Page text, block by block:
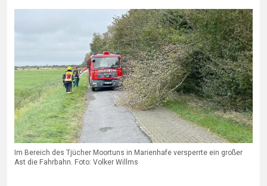
Im Bereich des Tjücher Moortuns in Marienhafe versperrte ein großer
Ast die Fahrbahn. Foto: Volker Willms